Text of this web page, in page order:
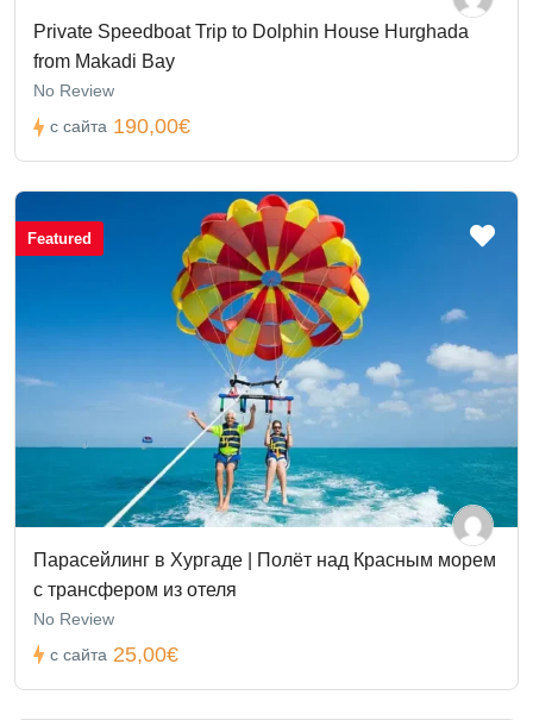
Private Speedboat Trip to Dolphin House Hurghada
from Makadi Bay
No Review
с сайта 190,00€
Featured
Парасейлинг в Хургаде | Полёт над Красным морем
с трансфером из отеля
No Review
с сайта 25,00€